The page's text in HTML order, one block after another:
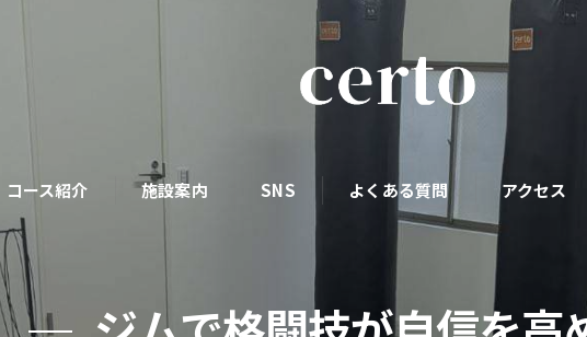
コース紹介
パーソナルコース
初めての方へ
施設案内 SNS よくある質問 アクセス